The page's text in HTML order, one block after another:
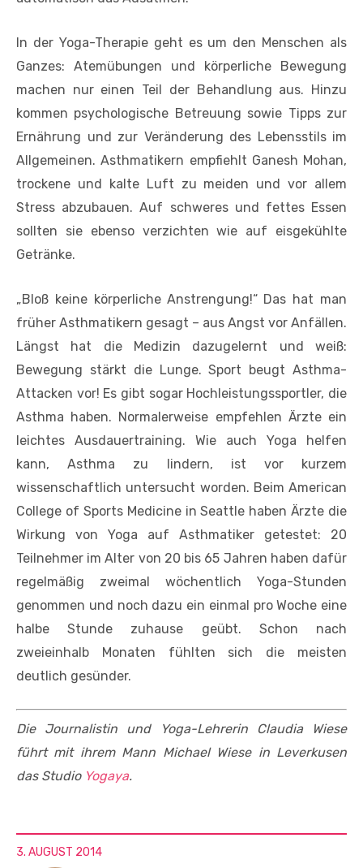
In der Yoga-Therapie geht es um den Menschen als
Ganzes: Atemübungen und körperliche Bewegung
machen nur einen Teil der Behandlung aus. Hinzu
kommen psychologische Betreuung sowie Tipps zur
Ernährung und zur Veränderung des Lebensstils im
Allgemeinen. Asthmatikern empfiehlt Ganesh Mohan,
trockene und kalte Luft zu meiden und vor allem
Stress abzubauen. Auf schweres und fettes Essen
sollten sie ebenso verzichten wie auf eisgekühlte
Getränke.
„Bloß keine körperliche Anstrengung!“ Das hat man
früher Asthmatikern gesagt – aus Angst vor Anfällen.
Längst hat die Medizin dazugelernt und weiß:
Bewegung stärkt die Lunge. Sport beugt Asthma-
Attacken vor! Es gibt sogar Hochleistungssportler, die
Asthma haben. Normalerweise empfehlen Ärzte ein
leichtes Ausdauertraining. Wie auch Yoga helfen
kann, Asthma zu lindern, ist vor kurzem
wissenschaftlich untersucht worden. Beim American
College of Sports Medicine in Seattle haben Ärzte die
Wirkung von Yoga auf Asthmatiker getestet: 20
Teilnehmer im Alter von 20 bis 65 Jahren haben dafür
regelmäßig zweimal wöchentlich Yoga-Stunden
genommen und noch dazu ein einmal pro Woche eine
halbe Stunde zuhause geübt. Schon nach
zweieinhalb Monaten fühlten sich die meisten
deutlich gesünder.
Die Journalistin und Yoga-Lehrerin Claudia Wiese
führt mit ihrem Mann Michael Wiese in Leverkusen
das Studio Yogaya.
3. AUGUST 2014